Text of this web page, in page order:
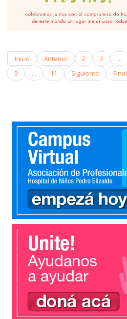
Inicio Anterior 2 3 ...
9
... 11 Siguiente Final